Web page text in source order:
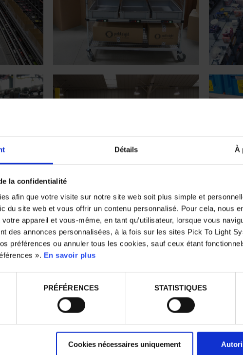
Détails À
la confidentialité
afin que votre visite sur notre site web soit plus simple et
du site web et vous offrir un contenu personnalisé. Pour cela, nous
appareil et vous-même, en tant qu’utilisateur, lorsque vous
des annonces personnalisées, à la fois sur les sites Pick To Light
préférences ou annuler tous les cookies, sauf ceux étant
». En savoir plus
PRÉFÉRENCES STATISTIQUES
Cookies nécessaires uniquement